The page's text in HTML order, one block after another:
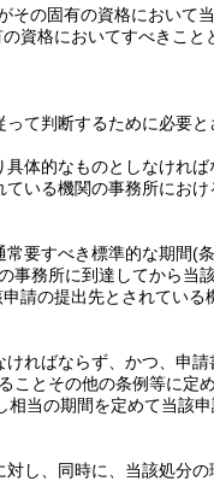
その固有の資格において
資格においてすべきこと
て判断するために必要と
体的なものとしなければ
いる機関の事務所にお
要すべき標準的な期間(
務所に到達してから当
請の提出先とされてい
ればならず、かつ、申
とその他の条例等に定
相当の期間を定めて当該
し、同時に、当該処分の